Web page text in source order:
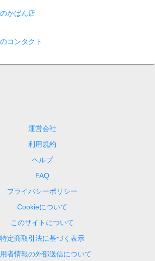
かばん店
コンタクト
運営会社
利用規約
ヘルプ
FAQ
プライバシーポリシー
Cookieについて
このサイトについて
特定商取引法に基づく表示
者情報の外部送信について